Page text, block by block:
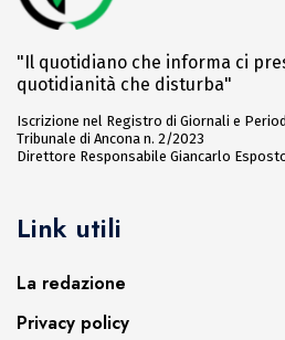
"Il quotidiano che informa ci
quotidianità che disturba"
Iscrizione nel Registro di Giornali e
Tribunale di Ancona n. 2/2023
Direttore Responsabile Giancarlo
Link utili
La redazione
Privacy policy